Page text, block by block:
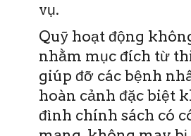
vụ.
Quỹ hoạt động
nhằm mục đích từ
giúp đỡ các bệnh
hoàn cảnh đặc biệt
đình chính sách có